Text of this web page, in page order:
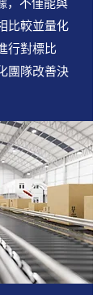
比較並量化
行對標比
團隊改善決